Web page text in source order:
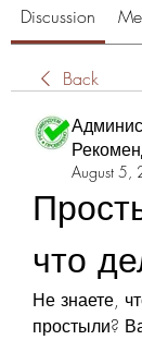
Discussion
Back
August 5,
что
Не знаете,
простыли?